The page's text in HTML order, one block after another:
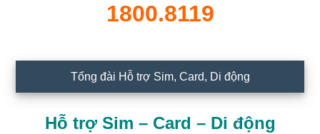
1800.8119
Tổng đài Hỗ trợ Sim, Card, Di động
Hỗ trợ Sim – Card – Di động